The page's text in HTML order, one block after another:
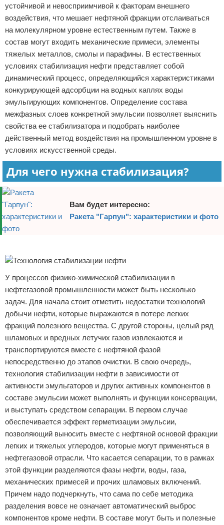
устойчивой и невосприимчивой к факторам внешнего
воздействия, что мешает нефтяной фракции отслаиваться
на молекулярном уровне естественным путем. Также в
состав могут входить механические примеси, элементы
тяжелых металлов, смолы и парафины. В естественных
условиях стабилизация нефти представляет собой
динамический процесс, определяющийся характеристиками
конкурирующей адсорбции на водных каплях воды
эмульгирующих компонентов. Определение состава
межфазных слоев конкретной эмульсии позволяет выяснить
свойства ее стабилизатора и подобрать наиболее
действенный метод воздействия на промышленном уровне в
условиях искусственной среды.
Для чего нужна стабилизация?
Вам будет интересно:
Ракета "Гарпун": характеристики и фото
У процессов физико-химической стабилизации в
нефтегазовой промышленности может быть несколько
задач. Для начала стоит отметить недостатки технологий
добычи нефти, которые выражаются в потере легких
фракций полезного вещества. С другой стороны, целый ряд
шламовых и вредных летучих газов извлекаются и
транспортируются вместе с нефтяной фазой
непосредственно до этапов очистки. В свою очередь,
технология стабилизации нефти в зависимости от
активности эмульгаторов и других активных компонентов в
составе эмульсии может выполнять и функции консервации,
и выступать средством сепарации. В первом случае
обеспечивается эффект герметизации эмульсии,
позволяющий выносить вместе с нефтяной основой фракции
легких и тяжелых углеродов, которые могут применяться в
нефтегазовой отрасли. Что касается сепарации, то в рамках
этой функции разделяются фазы нефти, воды, газа,
механических примесей и прочих шламовых включений.
Причем надо подчеркнуть, что сама по себе методика
разделения вовсе не означает автоматический выброс
компонентов кроме нефти. В составе могут быть и полезные